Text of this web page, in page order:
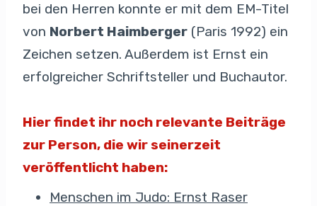
bei den Herren konnte er mit dem EM-Titel
von Norbert Haimberger (Paris 1992) ein
Zeichen setzen. Außerdem ist Ernst ein
erfolgreicher Schriftsteller und Buchautor.
Hier findet ihr noch relevante Beiträge
zur Person, die wir seinerzeit
veröffentlicht haben:
Menschen im Judo: Ernst Raser